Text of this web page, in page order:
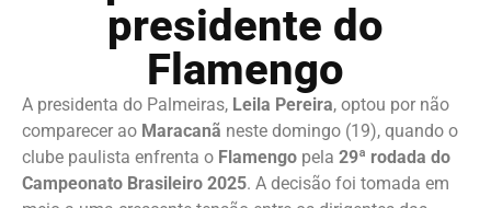
presidente do
Flamengo
A presidenta do Palmeiras, Leila Pereira, optou por não
comparecer ao Maracanã neste domingo (19), quando o
clube paulista enfrenta o Flamengo pela 29ª rodada do
Campeonato Brasileiro 2025. A decisão foi tomada em